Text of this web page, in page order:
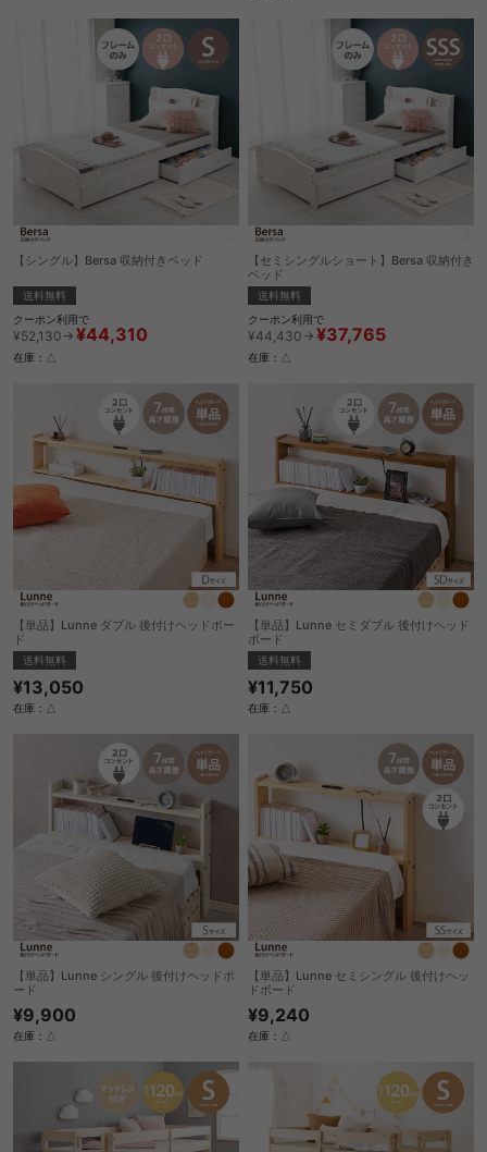
【シングル】Bersa 収納付きベッド
送料無料
クーポン利用で
¥52,130→ ¥44,310
在庫：△
【セミシングルショート】Bersa 収納付き
ベッド
送料無料
クーポン利用で
¥44,430→ ¥37,765
在庫：△
【単品】Lunne ダブル 後付けヘッドボー
ド
送料無料
¥13,050
在庫：△
【単品】Lunne セミダブル 後付けヘッド
ボード
送料無料
¥11,750
在庫：△
【単品】Lunne シングル 後付けヘッドボ
ード
¥9,900
在庫：△
【単品】Lunne セミシングル 後付けヘッ
ドボード
¥9,240
在庫：△